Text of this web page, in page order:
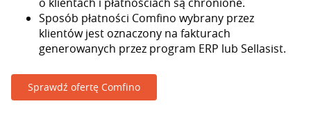
Sposób płatności Comfino wybrany przez
klientów jest oznaczony na fakturach
generowanych przez program ERP lub Sellasist.
Sprawdź ofertę Comfino